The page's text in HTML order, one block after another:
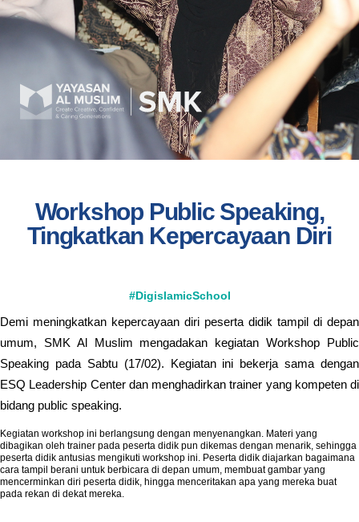
Workshop Public Speaking,
Tingkatkan Kepercayaan Diri
#DigislamicSchool
Demi meningkatkan kepercayaan diri peserta didik tampil di depan
umum, SMK Al Muslim mengadakan kegiatan Workshop Public
Speaking pada Sabtu (17/02). Kegiatan ini bekerja sama dengan
ESQ Leadership Center dan menghadirkan trainer yang kompeten di
bidang public speaking.
Kegiatan workshop ini berlangsung dengan menyenangkan. Materi yang
dibagikan oleh trainer pada peserta didik pun dikemas dengan menarik, sehingga
peserta didik antusias mengikuti workshop ini. Peserta didik diajarkan bagaimana
cara tampil berani untuk berbicara di depan umum, membuat gambar yang
mencerminkan diri peserta didik, hingga menceritakan apa yang mereka buat
pada rekan di dekat mereka.